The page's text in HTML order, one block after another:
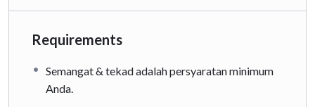
Requirements
Semangat & tekad adalah persyaratan minimum
Anda.